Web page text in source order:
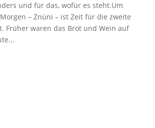
und für das, wofür es steht.Um
– Znüni – ist Zeit für die zweite
Früher waren das Brot und Wein auf